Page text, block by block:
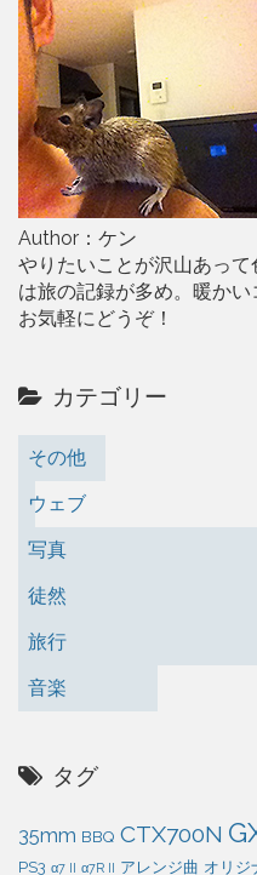
Author：ケン
やりたいことが沢山あっ
は旅の記録が多め。暖かい
お気軽にどうぞ！
カテゴリー
その他
ウェブ
写真
徒然
旅行
音楽
タグ
35mm BBQ CTX700N
PS3 α7 II α7R II アレンジ曲 オリジ